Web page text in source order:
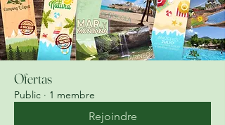
Ofertas
Public · 1 membre
Rejoindre